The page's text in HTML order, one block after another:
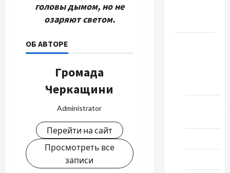
головы дымом, но не
озаряют светом.
ОБ АВТОРЕ
Громада
Черкащини
Administrator
Перейти на сайт
Просмотреть все
записи